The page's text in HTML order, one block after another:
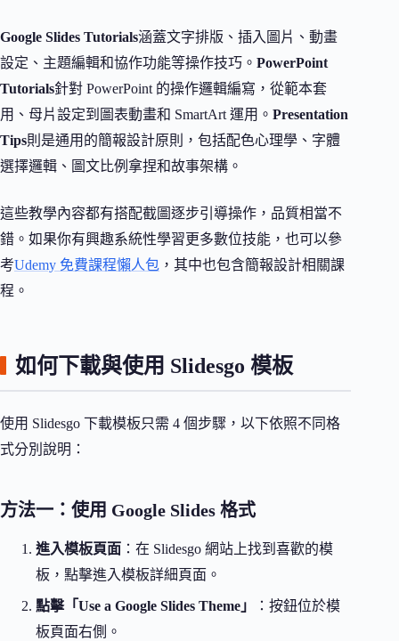
Google Slides Tutorials涵蓋文字排版、插入圖片、動畫
設定、主題編輯和協作功能等操作技巧。 PowerPoint
Tutorials針對 PowerPoint 的操作邏輯編寫，從範本套
用、母片設定到圖表動畫和 SmartArt 運用。 Presentation
Tips則是通用的簡報設計原則，包括配色心理學、字體
選擇邏輯、圖文比例拿捏和故事架構。
這些教學內容都有搭配截圖逐步引導操作，品質相當不
錯。如果你有興趣系統性學習更多數位技能，也可以參
考Udemy 免費課程懶人包 ，其中也包含簡報設計相關課
程。
如何下載與使用 Slidesgo 模板
使用 Slidesgo 下載模板只需 4 個步驟，以下依照不同格
式分別說明：
方法一：使用 Google Slides 格式
進入模板頁面 ：在 Slidesgo 網站上找到喜歡的模
板，點擊進入模板詳細頁面。
點擊「Use a Google Slides Theme」
：按鈕位於模
板頁面右側。